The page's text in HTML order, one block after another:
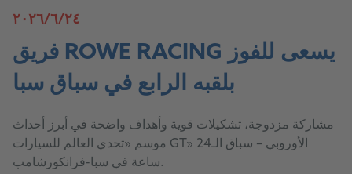
٢٤‏/٦‏/٢٠٢٦
فريق ROWE RACING يسعى للفوز
بلقبه الرابع في سباق سبا
مشاركة مزدوجة، تشكيلات قوية وأهداف واضحة في أبرز أحداث
موسم «تحدي العالم للسيارات GT» الأوروبي – سباق الـ24
ساعة في سبا-فرانكورشامب.